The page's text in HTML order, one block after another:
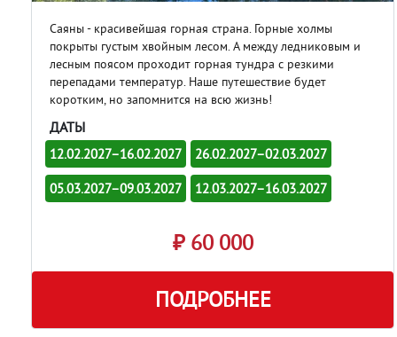
Саяны - красивейшая горная страна. Горные холмы
покрыты густым хвойным лесом. А между ледниковым и
лесным поясом проходит горная тундра с резкими
перепадами температур. Наше путешествие будет
коротким, но запомнится на всю жизнь!
ДАТЫ
12.02.2027–16.02.2027 26.02.2027–02.03.2027
05.03.2027–09.03.2027 12.03.2027–16.03.2027
₽ 60 000
ПОДРОБНЕЕ